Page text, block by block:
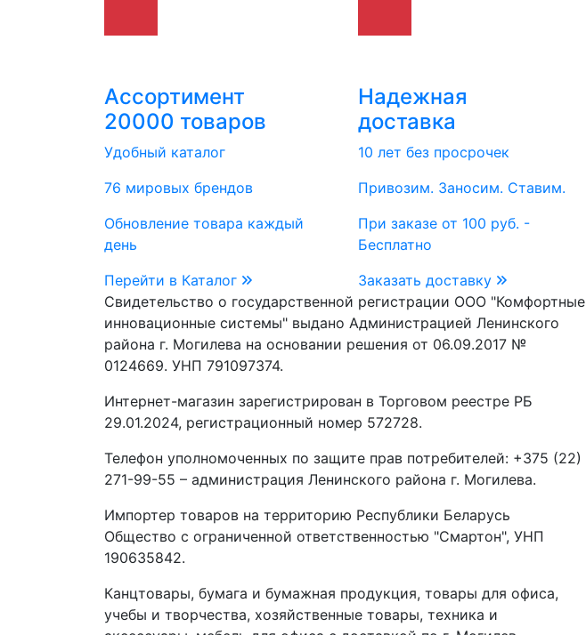
Ассортимент
20000 товаров
Удобный каталог
76 мировых брендов
Обновление товара каждый
день
Перейти в Каталог
Надежная
доставка
10 лет без просрочек
Привозим. Заносим. Ставим.
При заказе от 100 руб. -
Бесплатно
Заказать доставку
Свидетельство о государственной регистрации ООО "Комфортные
инновационные системы" выдано Администрацией Ленинского
района г. Могилева на основании решения от 06.09.2017 №
0124669. УНП 791097374.
Интернет-магазин зарегистрирован в Торговом реестре РБ
29.01.2024, регистрационный номер 572728.
Телефон уполномоченных по защите прав потребителей: +375 (22)
271-99-55 – администрация Ленинского района г. Могилева.
Импортер товаров на территорию Республики Беларусь
Общество с ограниченной ответственностью "Смартон", УНП
190635842.
Канцтовары, бумага и бумажная продукция, товары для офиса,
учебы и творчества, хозяйственные товары, техника и